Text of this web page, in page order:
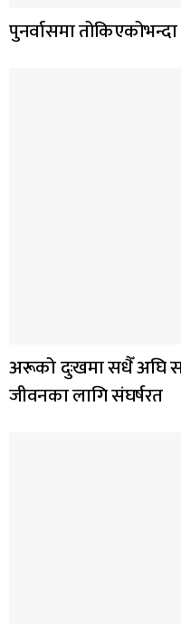
पुनर्वासमा
अरूको दुःखमा सधैँ अघि
जीवनका लागि संघर्षरत